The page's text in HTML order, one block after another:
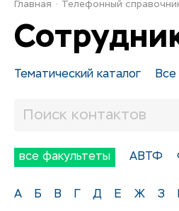
Главная Телефонный
Тематический каталог
все факультеты АВТФ
А Б В Г Д Е Ж З